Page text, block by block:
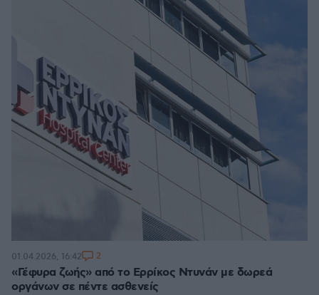
«Γέφυρα ζωής» από το Ερρίκος Ντυνάν με δωρεά
οργάνων σε πέντε ασθενείς
01.04.2026, 16:42 2